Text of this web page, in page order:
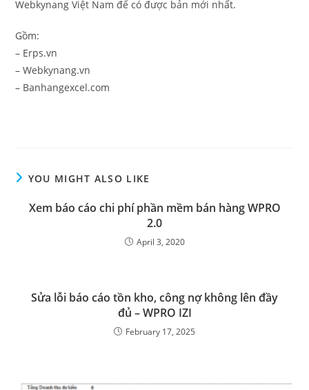
Webkynang Việt Nam để có được bản mới nhất.
Gồm:
– Erps.vn
– Webkynang.vn
– Banhangexcel.com
YOU MIGHT ALSO LIKE
Xem báo cáo chi phí phần mềm bán hàng WPRO
2.0
April 3, 2020
Sửa lỗi báo cáo tồn kho, công nợ không lên đầy
đủ – WPRO IZI
February 17, 2025